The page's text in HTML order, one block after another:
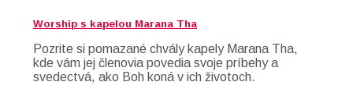
Worship s kapelou Marana Tha
Pozrite si pomazané chvály kapely Marana Tha,
kde vám jej členovia povedia svoje príbehy a
svedectvá, ako Boh koná v ich životoch.